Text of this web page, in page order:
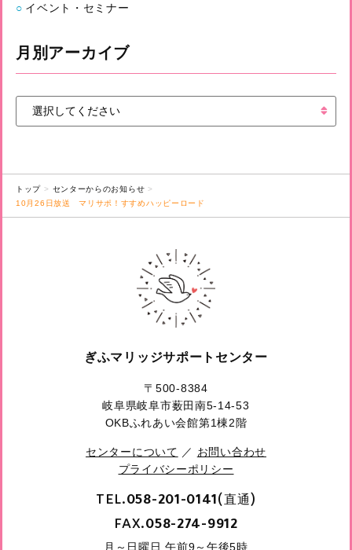
イベント・セミナー
月別アーカイブ
トップ
センターからのお知らせ
10月26日放送 マリサポ！すすめハッピーロード
ぎふマリッジサポートセンター
〒500-8384
岐阜県岐阜市薮田南5-14-53
OKBふれあい会館第1棟2階
センターについて ／ お問い合わせ
プライバシーポリシー
TEL.058-201-0141(直通)
FAX.058-274-9912
月～日曜日 午前9～午後5時